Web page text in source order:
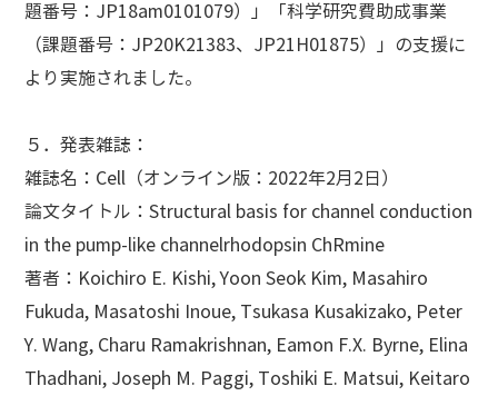
題番号：JP18am0101079）」「科学研究費助成事業
（課題番号：JP20K21383、JP21H01875）」の支援に
より実施されました。
５．発表雑誌 ：
雑誌名：Cell（オンライン版：2022年2月2日）
論文タイトル：Structural basis for channel conduction
in the pump-like channelrhodopsin ChRmine
著者：Koichiro E. Kishi, Yoon Seok Kim, Masahiro
Fukuda, Masatoshi Inoue, Tsukasa Kusakizako, Peter
Y. Wang, Charu Ramakrishnan, Eamon F.X. Byrne, Elina
Thadhani, Joseph M. Paggi, Toshiki E. Matsui, Keitaro